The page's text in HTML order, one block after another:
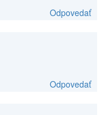
Odpovedať
Odpovedať